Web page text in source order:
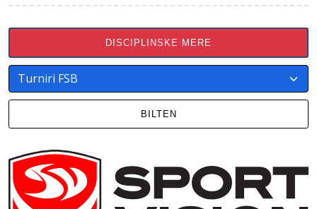
DISCIPLINSKE MERE
BILTEN